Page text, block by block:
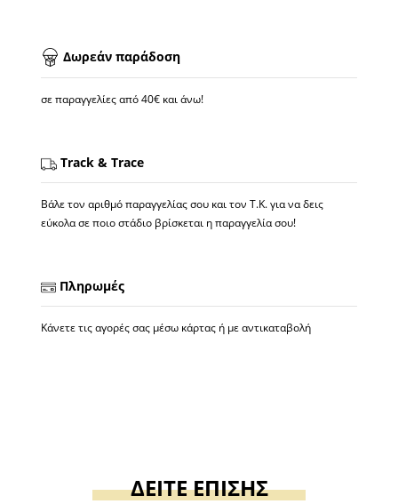
Δωρεάν παράδοση
σε παραγγελίες από 40€ και άνω!
Track & Trace
Βάλε τον αριθμό παραγγελίας σου και τον Τ.Κ. για να δεις
εύκολα σε ποιο στάδιο βρίσκεται η παραγγελία σου!
Πληρωμές
Κάνετε τις αγορές σας μέσω κάρτας ή με αντικαταβολή
ΔΕΙΤΕ ΕΠΙΣΗΣ